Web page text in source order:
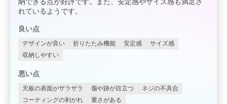
れているようです。
良い点
デザインが良い 折りたたみ機能 安定感
サイズ感
収納しやすい
悪い点
天板の表面がザラザラ 傷や跡が目立つ
ネジの不具合
コーティングの剥がれ
重さがある